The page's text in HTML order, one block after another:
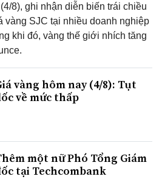
8), ghi nhận diễn biến trái chiều
vàng SJC tại nhiều doanh nghiệp
khi đó, vàng thế giới nhích tăng
vàng hôm nay (4/8): Tụt
về mức thấp
một nữ Phó Tổng Giám
tại Techcombank